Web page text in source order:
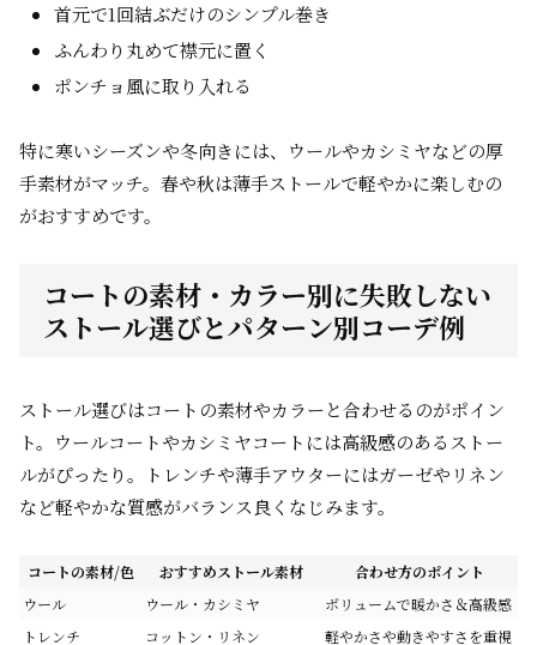
首元で1回結ぶだけのシンプル巻き
ふんわり丸めて襟元に置く
ポンチョ風に取り入れる
特に寒いシーズンや冬向きには、ウールやカシミヤなどの厚
手素材がマッチ。春や秋は薄手ストールで軽やかに楽しむの
がおすすめです。
コートの素材・カラー別に失敗しない
ストール選びとパターン別コーデ例
ストール選びはコートの素材やカラーと合わせるのがポイン
ト。ウールコートやカシミヤコートには高級感のあるストー
ルがぴったり。トレンチや薄手アウターにはガーゼやリネン
など軽やかな質感がバランス良くなじみます。
コートの素材/色 おすすめストール素材
合わせ方のポイント
ウール
ウール・カシミヤ
ボリュームで暖かさ＆高級感
トレンチ
コットン・リネン
軽やかさや動きやすさを重視